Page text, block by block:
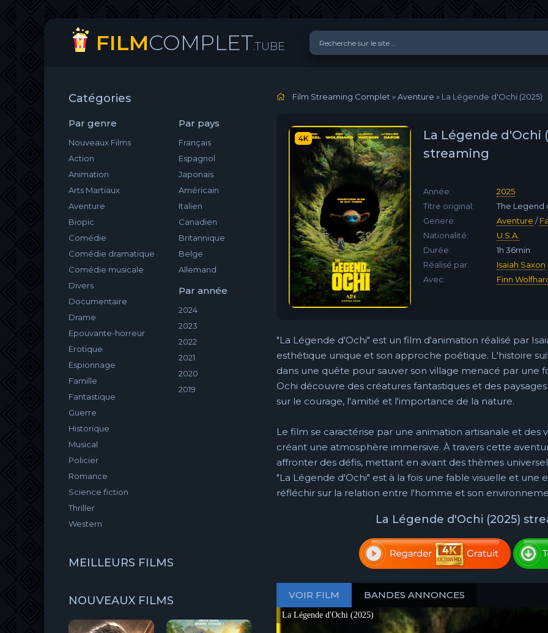
FILMCOMPLET.TUBE
Catégories
Par genre
Nouveaux Films
Action
Animation
Arts Martiaux
Aventure
Biopic
Comédie
Comédie dramatique
Comédie musicale
Divers
Documentaire
Drame
Epouvante-horreur
Erotique
Espionnage
Famille
Fantastique
Guerre
Historique
Musical
Policier
Romance
Science fiction
Thriller
Western
Par pays
Français
Espagnol
Japonais
Américain
Italien
Canadien
Britannique
Belge
Allemand
Par année
2024
2023
2022
2021
2020
2019
MEILLEURS FILMS
NOUVEAUX FILMS
Film Streaming Complet »Aventure » La Légende d'Ochi (2025)
4K
La Légende d'Ochi
streaming
Année:
2025
Titre original:
The Legend
Genere:
Aventure /
Nationalité:
U.S.A.
Durée:
1h 36min
Réalisé par:
Isaiah Saxon
Avec:
Finn
"La Légende d'Ochi" est un film d'animation réalisé par
esthétique unique et son approche poétique. L'histoire
dans une quête pour sauver son village menacé par une
Ochi découvre des créatures fantastiques et des
sur le courage, l'amitié et l'importance de la nature.
Le film se caractérise par une animation artisanale et des
créant une atmosphère immersive. À travers cette
affronter des défis, mettant en avant des thèmes
"La Légende d'Ochi" est à la fois une fable visuelle et
réfléchir sur la relation entre l'homme et son
La Légende d'Ochi (2025)
VOIR FILM BANDES ANNONCES
La Légende d'Ochi (2025)